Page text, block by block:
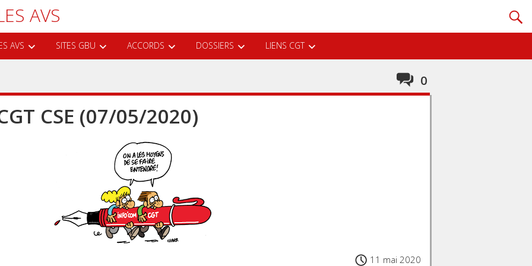
AVS
AVS SITES GBU ACCORDS DOSSIERS LIENS CGT
0
CSE (07/05/2020)
11 mai 2020